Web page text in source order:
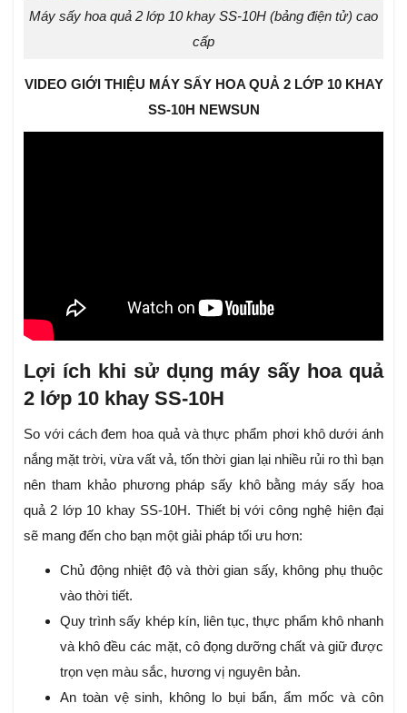
Máy sấy hoa quả 2 lớp 10 khay SS-10H (bảng điện tử) cao
cấp
VIDEO GIỚI THIỆU MÁY SẤY HOA QUẢ 2 LỚP 10 KHAY
SS-10H NEWSUN
Lợi ích khi sử dụng máy sấy hoa quả
2 lớp 10 khay SS-10H
So với cách đem hoa quả và thực phẩm phơi khô dưới ánh
nắng mặt trời, vừa vất vả, tốn thời gian lại nhiều rủi ro thì bạn
nên tham khảo phương pháp sấy khô bằng máy sấy hoa
quả 2 lớp 10 khay SS-10H. Thiết bị với công nghệ hiện đại
sẽ mang đến cho bạn một giải pháp tối ưu hơn:
Chủ động nhiệt độ và thời gian sấy, không phụ thuộc
vào thời tiết.
Quy trình sấy khép kín, liên tục, thực phẩm khô nhanh
và khô đều các mặt, cô đọng dưỡng chất và giữ được
trọn vẹn màu sắc, hương vị nguyên bản.
An toàn vệ sinh, không lo bụi bẩn, ẩm mốc và côn